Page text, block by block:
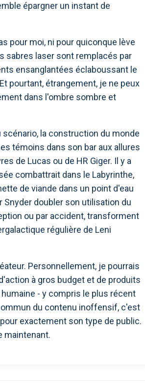
épargner un instant de
pour moi, ni pour quiconque lève
sabres laser sont remplacés par
ensanglantées éclaboussant le
pourtant, étrangement, je ne peux
dans l'ombre sombre et
la construction du monde
témoins dans son bar aux allures
de Lucas ou de HR Giger. Il y a
combattrait dans le Labyrinthe,
de viande dans un point d'eau
doubler son utilisation du
ou par accident, transforment
régulière de Leni
Personnellement, je pourrais
à gros budget et de produits
- y compris le plus récent
du contenu inoffensif, c'est
exactement son type de public.
maintenant.